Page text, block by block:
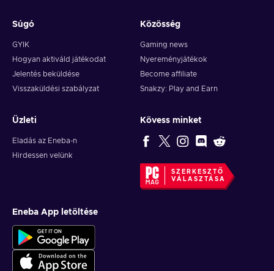
Súgó
GYIK
Hogyan aktiváld játékodat
Jelentés beküldése
Visszaküldési szabályzat
Közösség
Gaming news
Nyereményjátékok
Become affiliate
Snakzy: Play and Earn
Üzleti
Eladás az Eneba-n
Hirdessen velünk
Kövess minket
SZERKESZTŐ
VÁLASZTÁSA
Eneba App letöltése